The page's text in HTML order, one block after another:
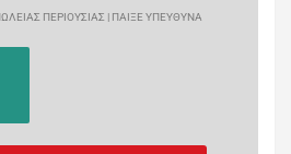
ΠΕΡΙΟΥΣΙΑΣ | ΠΑΙΞΕ ΥΠΕΥΘΥΝΑ